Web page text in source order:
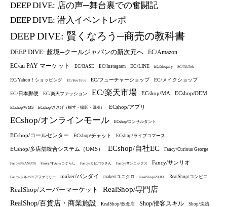
DEEP DIVE: 店の声─舞台裏での奮闘記
DEEP DIVE: 潜入イベントレポ
DEEP DIVE: 賢くなろう─商売の教科書
DEEP DIVE: 超境─クールジャパンの新次元へ EC/Amazon
EC/au PAY マーケット EC/BASE EC/Instagram EC/LINE EC/Shopify EC/TikTok
EC/Yahoo！ショッピング EC/YouTube EC/フューチャーショップ EC/メイクショップ
EC/日本郵便 EC/楽天ファッション EC/楽天市場 ECshop/MA ECshop/OEM
ECshop/WMS ECshop/ささげ（採寸・撮影・原稿） ECshop/アプリ
ECshop/オンラインモール ECshop/コンサルタント
ECshop/コールセンター ECshop/チャット ECshop/ライブコマース
ECshop/多店舗統合システム（OMS） ECshop/自社EC Fancy/Curious George
Fancy/PEANUTS Fancy/すみっコぐらし Fancy/カピバラさん Fancy/サンエックス Fancy/サンリオ
Fancy/シルバニアファミリー maker/バンダイ maker/ユニクロ RealShop/ZARA RealShop/コンビニ
RealShop/スーパーマーケット RealShop/専門店
RealShop/百貨店・商業施設 RealShop/飲食店 Shop/接客スキル Shop/決済